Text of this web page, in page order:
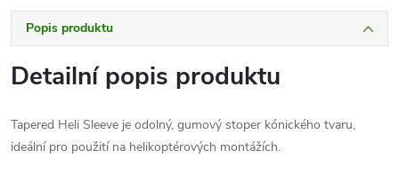
Popis produktu
Detailní popis produktu
Tapered Heli Sleeve je odolný, gumový stoper kónického tvaru,
ideální pro použití na helikoptérových montážích.